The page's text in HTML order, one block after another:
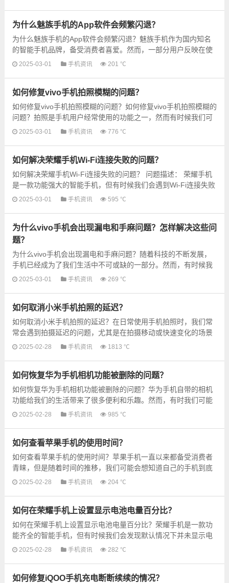
为什么魅族手机的App软件会频繁闪退？
为什么魅族手机的App软件会频繁闪退？魅族手机作为国内知名
的智能手机品牌，备受消费者喜爱。然而，一部分用户反映在使
用魅族手机时经常遇到App软件频繁闪退的问题。这个问题引
2025-03-01 手机资讯 201 ℃
如何修复vivo手机拍照模糊的问题？
如何修复vivo手机拍照模糊的问题？如何修复vivo手机拍照模糊的
问题？拍照是手机用户经常使用的功能之一，然而有时候我们可
能会遇到vivo手机拍照模糊的问题。这个问题的解决方法可...
2025-03-01 手机资讯 776 ℃
如何解决荣耀手机Wi-Fi连接失败的问题？
如何解决荣耀手机Wi-Fi连接失败的问题？ 问题描述： 荣耀手机
是一款功能强大的智能手机，但有时候我们会遇到Wi-Fi连接失败
的问题。这个问题可能导致我们无法正常上...
2025-03-01 手机资讯 595 ℃
为什么vivo手机会出现漏电和手麻问题？怎样解决这些问
题？
为什么vivo手机会出现漏电和手麻问题？随着科技的不断发展，
手机已经成为了我们生活中不可或缺的一部分。然而，有时候我
们可能会遇到一些问题，比如vivo手机出现漏电和手麻的情
2025-03-01 手机资讯 269 ℃
如何取消小米手机拍照的延迟？
如何取消小米手机拍照的延迟？在日常使用手机拍照时，我们常
常会遇到拍摄延迟的问题，尤其是在拍摄移动或快速变化的场景
时。如果你使用的是小米手机，不用担心！我们将为你提供一些
2025-02-28 手机资讯 1813 ℃
如何恢复华为手机相机功能被删除的问题？
如何恢复华为手机相机功能被删除的问题？华为手机自带的相机
功能给我们的生活带来了很多便利和乐趣。然而，有时我们可能
会意外地删除了相机应用或者不小心卸载了系统文件，导致相...
2025-02-28 手机资讯 985 ℃
如何查看苹果手机的使用时间？
如何查看苹果手机的使用时间？苹果手机一直以来都备受消费者
青睐，但是随着时间的推移，我们可能会想知道自己的手机到底
使用了多长时间。幸运的是，苹果手机提供了一个简单而便捷
2025-02-28 手机资讯 204 ℃
如何在荣耀手机上设置显示电池电量百分比？
如何在荣耀手机上设置显示电池电量百分比？荣耀手机是一款功
能齐全的智能手机，但有时候我们会发现默认情况下并未显示电
池电量的百分比。然而，显示电池电量百分比可以帮助我们更...
2025-02-28 手机资讯 282 ℃
如何修复iQOO手机充电断断续续的情况？